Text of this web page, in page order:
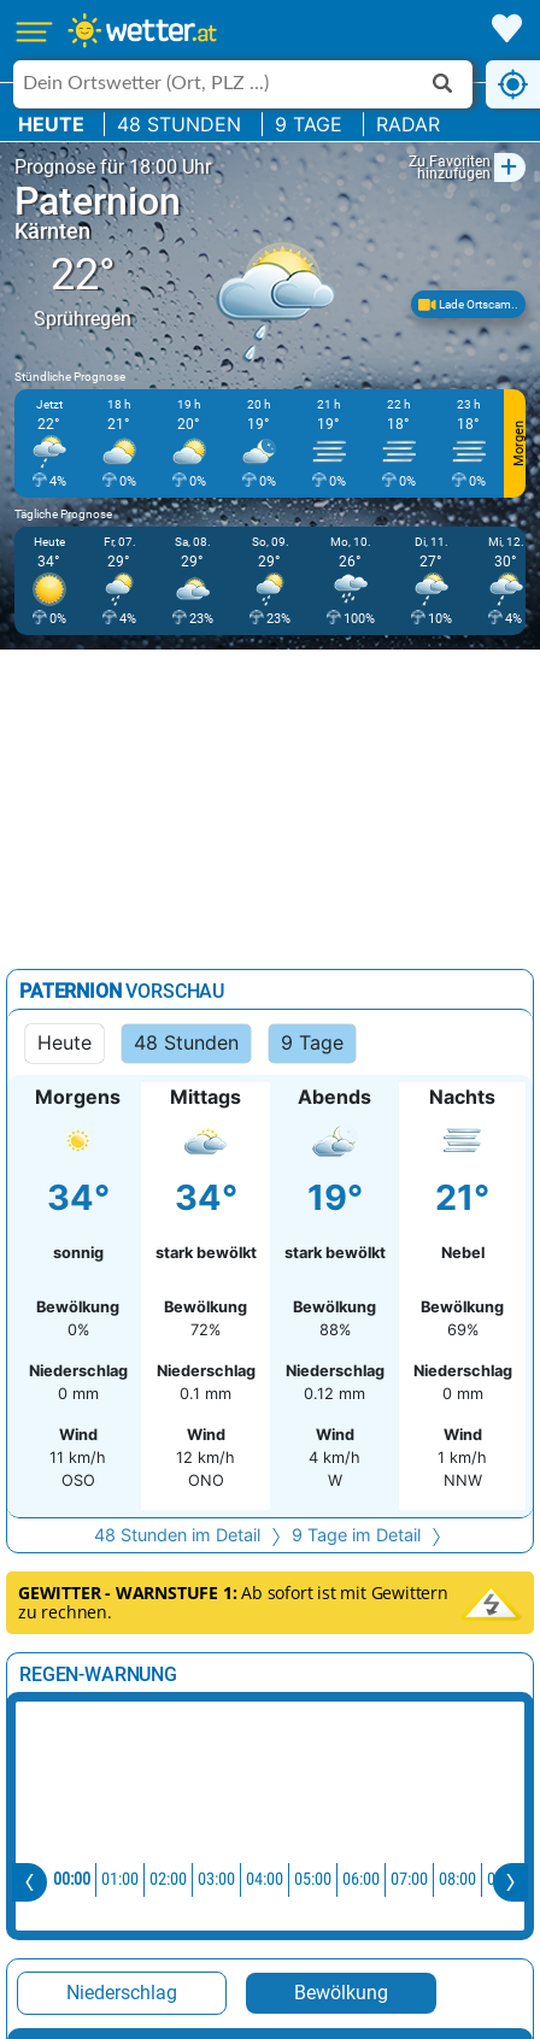
HEUTE 48 STUNDEN 9 TAGE RADAR
Prognose für 18:00 Uhr Zu Favoriten
hinzufügen +
Paternion
Kärnten
22°
Sprühregen
Lade Ortscam..
Stündliche Prognose
Jetzt
22°
4%
18 h
21°
0%
19 h
20°
0%
20 h
19°
0%
21 h
19°
0%
22 h
18°
0%
23 h
18°
0%
Morgen
Tägliche Prognose
Heute
34°
0%
Fr, 07.
29°
4%
Sa, 08.
29°
23%
So, 09.
29°
23%
Mo, 10.
26°
100%
Di, 11.
27°
10%
Mi, 12.
30°
4%
PATERNIONVORSCHAU
Heute 48 Stunden 9 Tage
Morgens
34°
sonnig
Bewölkung
0%
Niederschlag
0 mm
Wind
11 km/h
OSO
Mittags
34°
stark bewölkt
Bewölkung
72%
Niederschlag
0.1 mm
Wind
12 km/h
ONO
Abends
19°
stark bewölkt
Bewölkung
88%
Niederschlag
0.12 mm
Wind
4 km/h
W
Nachts
21°
Nebel
Bewölkung
69%
Niederschlag
0 mm
Wind
1 km/h
NNW
48 Stunden im Detail 9 Tage im Detail
GEWITTER - WARNSTUFE 1:Ab sofort ist mit Gewittern
zu rechnen.
REGEN-WARNUNG
00:00 01:00 02:00 03:00 04:00 05:00 06:00 07:00 08:00 09:00
Niederschlag Bewölkung